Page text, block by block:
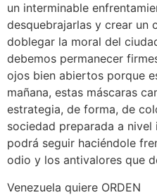
un interminable
desquebrajarlas y crear un
doblegar la moral del
debemos permanecer
ojos bien abiertos porque
mañana, estas máscaras
estrategia, de forma, de
sociedad preparada a
podrá seguir haciéndole
odio y los antivalores que
Venezuela quiere ORDEN